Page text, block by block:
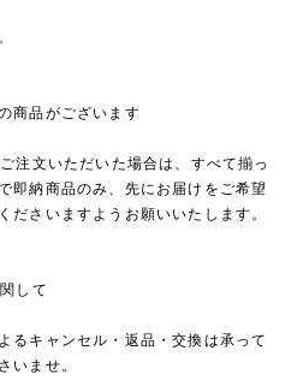
商品がございます
注文いただいた場合は、すべて揃っ
即納商品のみ、先にお届けをご希望
ださいますようお願いいたします。
して
るキャンセル・返品・交換は承って
いませ。